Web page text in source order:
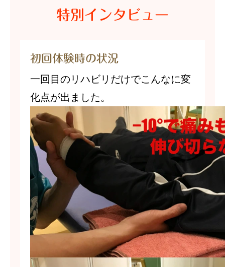
特別インタビュー
初回体験時の状況
一回目のリハビリだけでこんなに変
化点が出ました。